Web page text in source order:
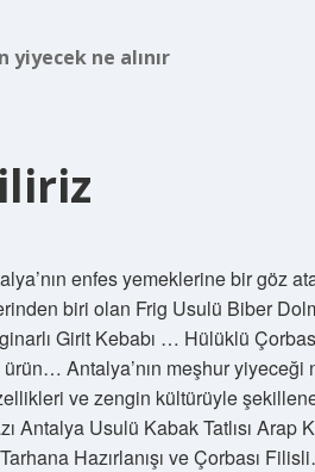
yiyecek ne alınır
enfes yemeklerine bir göz
biri olan Frig Usulü Biber
Girit Kebabı … Hülüklü
Antalya’nın meşhur yiyeceği
ve zengin kültürüyle
Antalya Usulü Kabak Tatlısı Arap
Hazırlanışı ve Çorbası